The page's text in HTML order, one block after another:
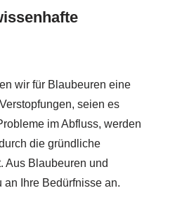
wir für Blaubeuren eine
seien es
im Abfluss, werden
die gründliche
Aus Blaubeuren und
Ihre Bedürfnisse an.